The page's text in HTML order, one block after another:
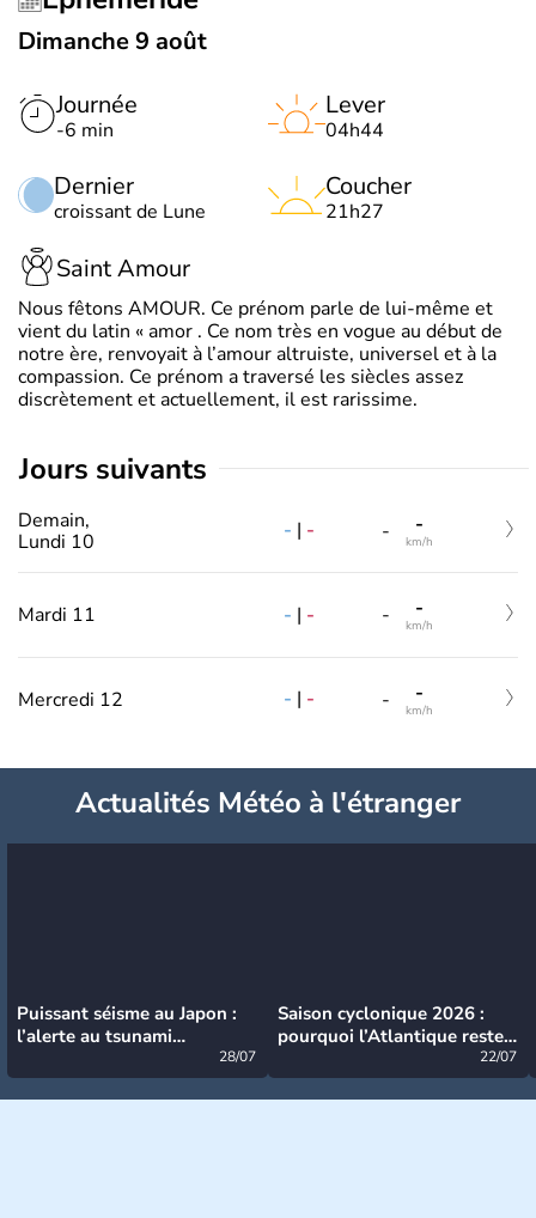
Dimanche 9 août
Journée
-6 min
Dernier
croissant de Lune
Lever
04h44
Coucher
21h27
Saint Amour
Nous fêtons AMOUR. Ce prénom parle de lui-même et
vient du latin « amor . Ce nom très en vogue au début de
notre ère, renvoyait à l’amour altruiste, universel et à la
compassion. Ce prénom a traversé les siècles assez
discrètement et actuellement, il est rarissime.
jours suivants
Demain,
Lundi 10
- | - - -
km/h
Mardi 11 - | - - -
km/h
Mercredi 12 - | - - -
km/h
Actualités Météo à l'étranger
Puissant séisme au Japon :
l’alerte au tsunami
28/07
Saison cyclonique 2026 :
pourquoi l’Atlantique reste
22/07